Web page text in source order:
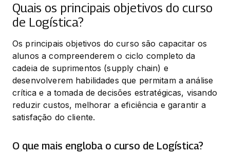
Quais os principais objetivos do curso
de Logística?
Os principais objetivos do curso são capacitar os
alunos a compreenderem o ciclo completo da
cadeia de suprimentos (supply chain) e
desenvolverem habilidades que permitam a análise
crítica e a tomada de decisões estratégicas, visando
reduzir custos, melhorar a eficiência e garantir a
satisfação do cliente.
O que mais engloba o curso de Logística?